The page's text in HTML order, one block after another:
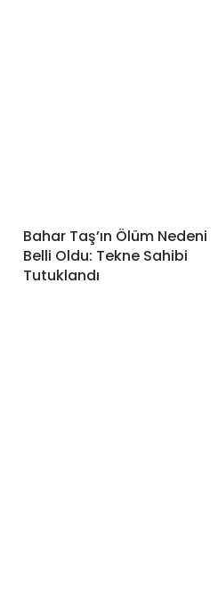
Bahar Taş’ın Ölüm Nedeni
Belli Oldu: Tekne Sahibi
Tutuklandı